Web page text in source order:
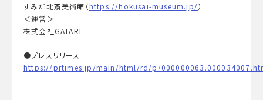
すみだ北斎美術館（https://hokusai-museum.jp/）
＜運営＞
株式会社GATARI
●プレスリリース
https://prtimes.jp/main/html/rd/p/